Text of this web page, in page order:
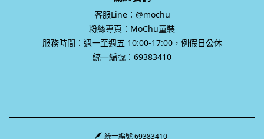
客服Line：@mochu
粉絲專頁：MoChu童裝
服務時間：週一至週五 10:00-17:00，例假日公休
統一編號：69383410
統一編號 69383410